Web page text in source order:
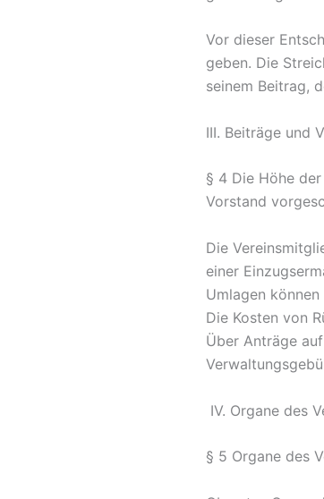
Vor dieser
geben. Die
seinem Beitrag,
III. Beiträge und
§ 4 Die Höhe
Vorstand
Die
einer
Umlagen
Die Kosten von
Über Anträge
IV. Organe des
§ 5 Organe des